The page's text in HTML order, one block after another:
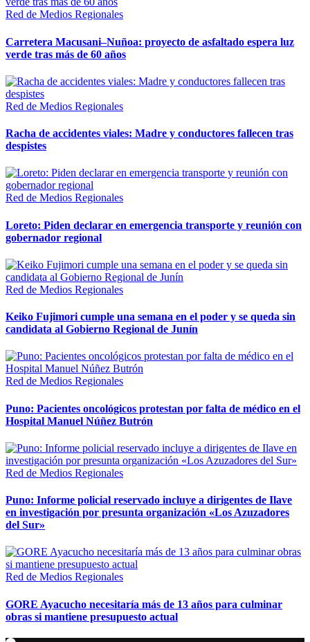
Red de Medios Regionales
Carretera Macusani–Nuñoa: proyecto de asfaltado espera luz
verde tras más de 60 años
Red de Medios Regionales
Racha de accidentes viales: Madre y conductores fallecen tras
despistes
Red de Medios Regionales
Loreto: Piden declarar en emergencia transporte y reunión con
gobernador regional
Red de Medios Regionales
Keiko Fujimori cumple una semana en el poder y se queda sin
candidata al Gobierno Regional de Junín
Red de Medios Regionales
Puno: Pacientes oncológicos protestan por falta de médico en el
Hospital Manuel Núñez Butrón
Red de Medios Regionales
Puno: Informe policial reservado incluye a dirigentes de Ilave
en investigación por presunta organización «Los Azuzadores
del Sur»
Red de Medios Regionales
GORE Ayacucho necesitaría más de 13 años para culminar
obras si mantiene presupuesto actual